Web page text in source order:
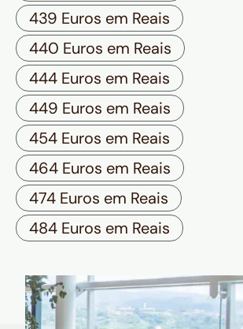
439 Euros em Reais
440 Euros em Reais
444 Euros em Reais
449 Euros em Reais
454 Euros em Reais
464 Euros em Reais
474 Euros em Reais
484 Euros em Reais